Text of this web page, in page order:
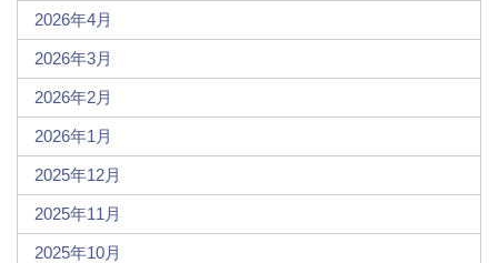
2026年4月
2026年3月
2026年2月
2026年1月
2025年12月
2025年11月
2025年10月